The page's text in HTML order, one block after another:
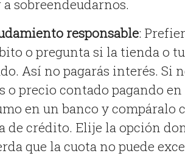
sobreendeudarnos.
responsable:
o pregunta si la tienda o
Así no pagarás interés. Si
o precio contado pagando
en un banco y compáralo
de crédito. Elije la opción
que la cuota no puede